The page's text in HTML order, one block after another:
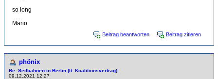
so long
Mario
Beitrag beantworten Beitrag zitieren
phönix
Re: Seilbahnen in Berlin (lt. Koalitionsvertrag)
09.12.2021 12:27